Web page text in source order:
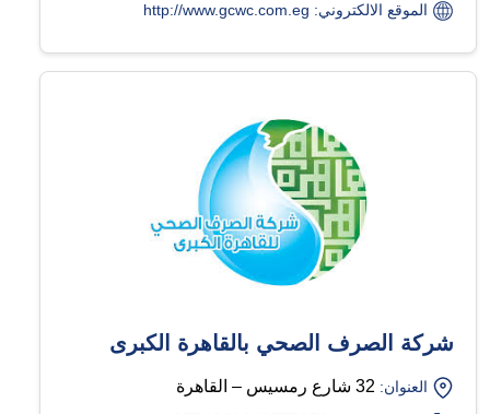
الموقع الالكتروني: http://www.gcwc.com.eg
شركة الصرف الصحي بالقاهرة الكبرى
العنوان: 32 شارع رمسيس – القاهرة